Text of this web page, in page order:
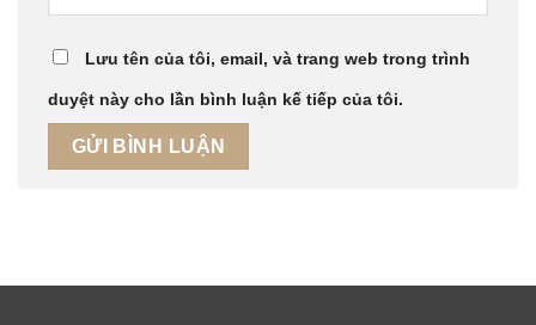
Lưu tên của tôi, email, và trang web trong trình
duyệt này cho lần bình luận kế tiếp của tôi.